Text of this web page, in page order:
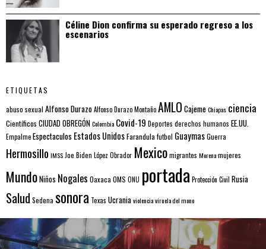
Céline Dion confirma su esperado regreso a los
escenarios
ETIQUETAS
abuso sexual Alfonso DurazoAlfonso Durazo MontañoAMLO CajemeChiapas ciencia
Científicos CIUDAD OBREGÓNColombia Covid-19 Deportes derechos humanos EE.UU.
EmpalmeEspectaculos Estados UnidosFarandulafutbol GuaymasGuerra
Hermosillo IMSS Joe Biden López Obrador Mexicomigrantes Morenamujeres
MundoNiños Nogales Oaxaca OMS ONU portada Protección Civil Rusia
Salud Sedena sonora Texas Ucraniaviolenciaviruela del mono